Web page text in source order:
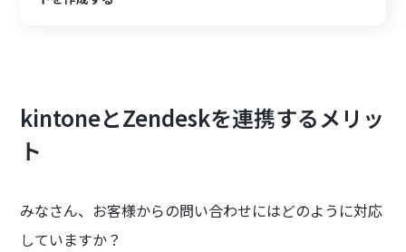
kintoneとZendeskを連携するメリッ
ト
みなさん、お客様からの問い合わせにはどのように対応
していますか？